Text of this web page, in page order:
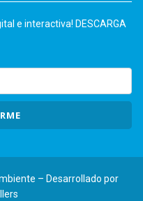
e interactiva! DESCARGA
– Desarrollado por